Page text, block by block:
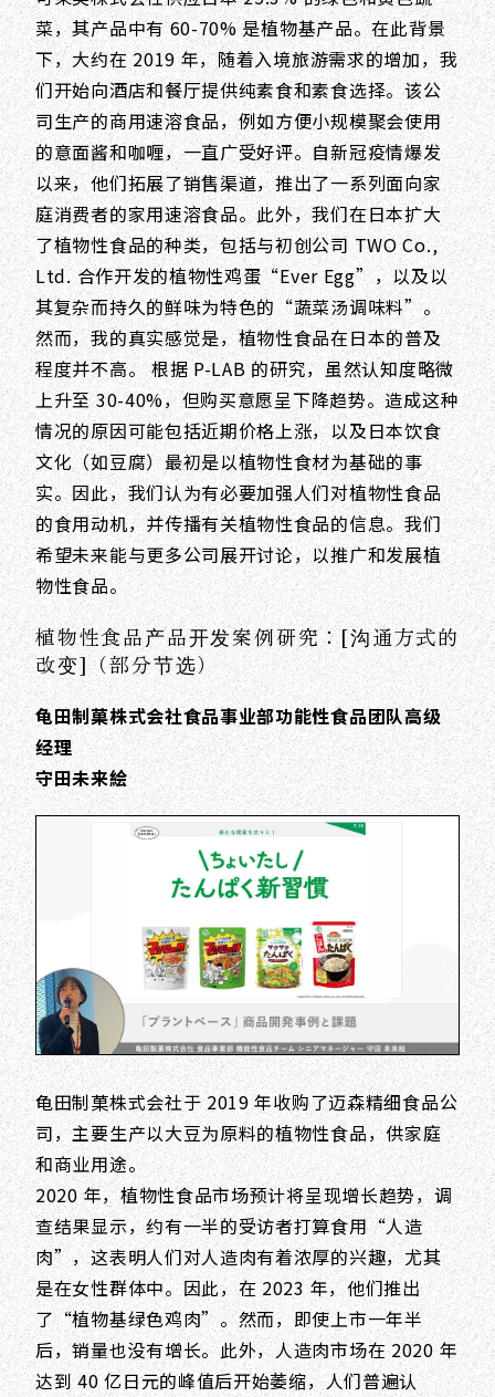
菜，其产品中有 60-70% 是植物基产品。在此背景
下，大约在 2019 年，随着入境旅游需求的增加，我
们开始向酒店和餐厅提供纯素食和素食选择。该公
司生产的商用速溶食品，例如方便小规模聚会使用
的意面酱和咖喱，一直广受好评。自新冠疫情爆发
以来，他们拓展了销售渠道，推出了一系列面向家
庭消费者的家用速溶食品。此外，我们在日本扩大
了植物性食品的种类，包括与初创公司 TWO Co.,
Ltd. 合作开发的植物性鸡蛋“Ever Egg”，以及以
其复杂而持久的鲜味为特色的“蔬菜汤调味料”。
然而，我的真实感觉是，植物性食品在日本的普及
程度并不高。 根据 P-LAB 的研究，虽然认知度略微
上升至 30-40%，但购买意愿呈下降趋势。造成这种
情况的原因可能包括近期价格上涨，以及日本饮食
文化（如豆腐）最初是以植物性食材为基础的事
实。因此，我们认为有必要加强人们对植物性食品
的食用动机，并传播有关植物性食品的信息。我们
希望未来能与更多公司展开讨论，以推广和发展植
物性食品。
植物性食品产品开发案例研究：[沟通方式的
改变]（部分节选）
龟田制菓株式会社食品事业部功能性食品团队高级
经理
守田未来絵
龟田制菓株式会社于 2019 年收购了迈森精细食品公
司，主要生产以大豆为原料的植物性食品，供家庭
和商业用途。
2020 年，植物性食品市场预计将呈现增长趋势，调
查结果显示，约有一半的受访者打算食用“人造
肉”，这表明人们对人造肉有着浓厚的兴趣，尤其
是在女性群体中。因此，在 2023 年，他们推出
了“植物基绿色鸡肉”。然而，即使上市一年半
后，销量也没有增长。此外，人造肉市场在 2020 年
达到 40 亿日元的峰值后开始萎缩，人们普遍认